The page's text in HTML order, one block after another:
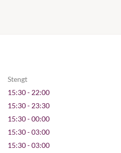
Stengt
15:30 - 22:00
15:30 - 23:30
15:30 - 00:00
15:30 - 03:00
15:30 - 03:00